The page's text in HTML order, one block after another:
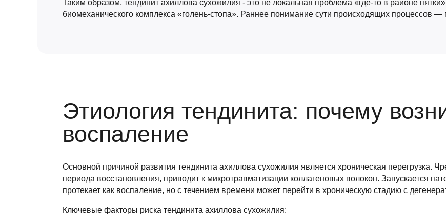
Таким образом, тендинит ахиллова сухожилия - это не локальная проблема «где-то в районе
биомеханического комплекса «голень-стопа». Раннее понимание сути происходящих процессов
Этиология тендинита: почему
воспаление
Основной причиной развития тендинита ахиллова сухожилия является хроническая перегрузка.
периода восстановления, приводит к микротравматизации коллагеновых волокон. Запускается
протекает как воспаление, но с течением времени может перейти в хроническую стадию с
Ключевые факторы риска тендинита ахиллова сухожилия: